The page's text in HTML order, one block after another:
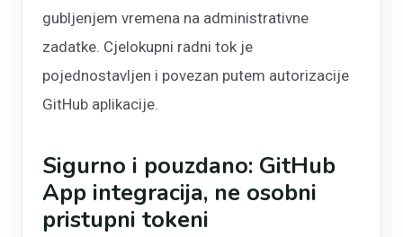
gubljenjem vremena na administrativne
zadatke. Cjelokupni radni tok je
pojednostavljen i povezan putem autorizacije
GitHub aplikacije.
Sigurno i pouzdano: GitHub
App integracija, ne osobni
pristupni tokeni